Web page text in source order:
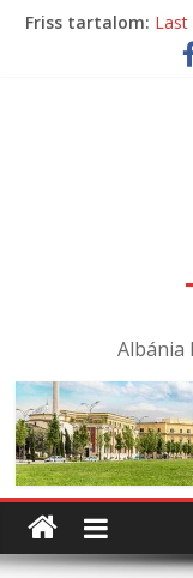
SkipFriss tartalom: Last
La
Albánia